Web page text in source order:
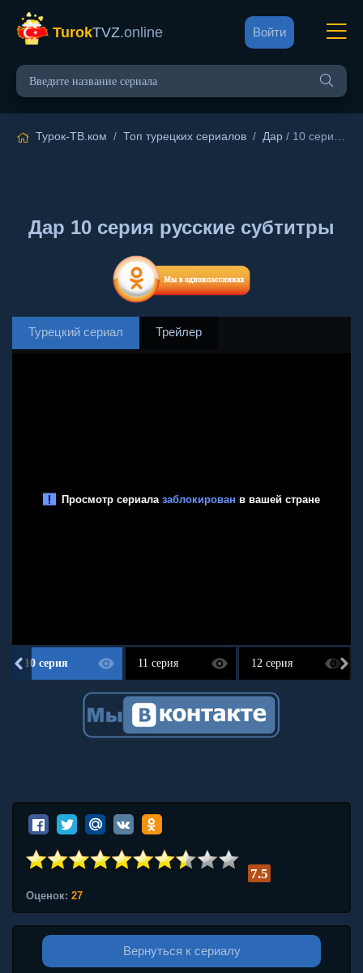
TurokTVZ.online Войти
Турок-ТВ.ком / Топ турецких сериалов / Дар / 10 серия русские субтитры
Дар 10 серия русские субтитры
Турецкий сериал Трейлер
10 серия 11 серия 12 серия
7.5
Оценок: 27
Вернуться к сериалу